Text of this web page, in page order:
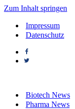
Zum Inhalt springen
Impressum
Datenschutz
Biotech News
Pharma News